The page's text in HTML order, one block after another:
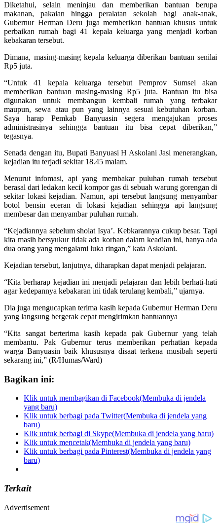
Diketahui, selain meninjau dan memberikan bantuan berupa
makanan, pakaian hingga peralatan sekolah bagi anak-anak,
Gubernur Herman Deru juga memberikan bantuan khusus untuk
perbaikan rumah bagi 41 kepala keluarga yang menjadi korban
kebakaran tersebut.
Dimana, masing-masing kepala keluarga diberikan bantuan senilai
Rp5 juta.
“Untuk 41 kepala keluarga tersebut Pemprov Sumsel akan
memberikan bantuan masing-masing Rp5 juta. Bantuan itu bisa
digunakan untuk membangun kembali rumah yang terbakar
maupun, sewa atau pun yang lainnya sesuai kebutuhan korban.
Saya harap Pemkab Banyuasin segera mengajukan proses
administrasinya sehingga bantuan itu bisa cepat diberikan,”
tegasnya.
Senada dengan itu, Bupati Banyuasi H Askolani Jasi menerangkan,
kejadian itu terjadi sekitar 18.45 malam.
Menurut infomasi, api yang membakar puluhan rumah tersebut
berasal dari ledakan kecil kompor gas di sebuah warung gorengan di
sekitar lokasi kejadian. Namun, api tersebut langsung menyambar
botol bensin eceran di lokasi kejadian sehingga api langsung
membesar dan menyambar puluhan rumah.
“Kejadiannya sebelum sholat Isya’. Kebkarannya cukup besar. Tapi
kita masih bersyukur tidak ada korban dalam keadian ini, hanya ada
dua orang yang mengalami luka ringan,” kata Askolani.
Kejadian tersebut, lanjutnya, diharapkan dapat menjadi pelajaran.
“Kita berharap kejadian ini menjadi pelajaran dan lebih berhati-hati
agar kedepannya kebakaran ini tidak terulang kembali,” ujarnya.
Dia juga mengucapkan terima kasih kepada Gubernur Herman Deru
yang langsung bergerak cepat mengirimkan bantuannya
“Kita sangat berterima kasih kepada pak Gubernur yang telah
membantu. Pak Gubernur terus memberikan perhatian kepada
warga Banyuasin baik khususnya disaat terkena musibah seperti
sekarang ini,” (R/Humas/Ward)
Bagikan ini:
Klik untuk membagikan di Facebook(Membuka di jendela
yang baru)
Klik untuk berbagi pada Twitter(Membuka di jendela yang
baru)
Klik untuk berbagi di Skype(Membuka di jendela yang baru)
Klik untuk mencetak(Membuka di jendela yang baru)
Klik untuk berbagi pada Pinterest(Membuka di jendela yang
baru)
Terkait
Advertisement